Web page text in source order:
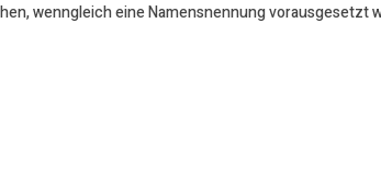
eine Namensnennung